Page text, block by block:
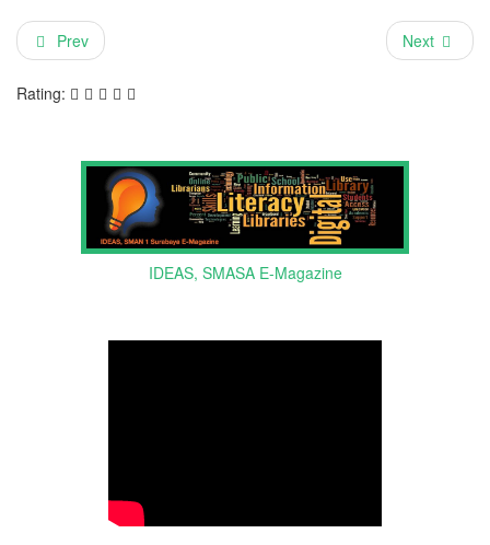
Prev Next
Rating:
IDEAS, SMASA E-Magazine